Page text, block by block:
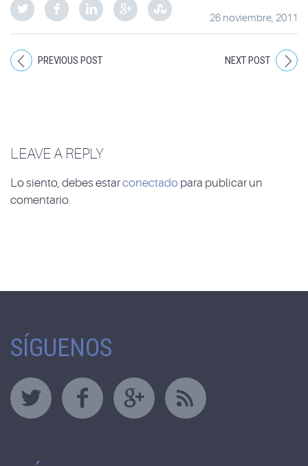
26 noviembre, 2011
PREVIOUS POST NEXT POST
LEAVE A REPLY
Lo siento, debes estarconectado para publicar un
comentario.
SÍGUENOS